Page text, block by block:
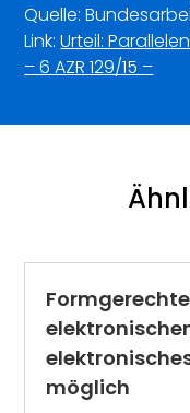
Quelle:
Link:Urteil:
– 6 AZR 129/15 –
möglich